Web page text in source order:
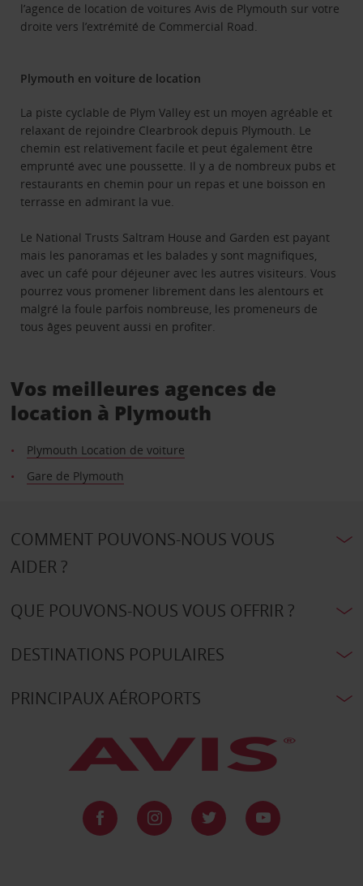
l’agence de location de voitures Avis de Plymouth sur votre
droite vers l’extrémité de Commercial Road.
Plymouth en voiture de location
La piste cyclable de Plym Valley est un moyen agréable et
relaxant de rejoindre Clearbrook depuis Plymouth. Le
chemin est relativement facile et peut également être
emprunté avec une poussette. Il y a de nombreux pubs et
restaurants en chemin pour un repas et une boisson en
terrasse en admirant la vue.
Le National Trusts Saltram House and Garden est payant
mais les panoramas et les balades y sont magnifiques,
avec un café pour déjeuner avec les autres visiteurs. Vous
pourrez vous promener librement dans les alentours et
malgré la foule parfois nombreuse, les promeneurs de
tous âges peuvent aussi en profiter.
Vos meilleures agences de
location à Plymouth
Plymouth Location de voiture
Gare de Plymouth
COMMENT POUVONS-NOUS VOUS
AIDER ?
QUE POUVONS-NOUS VOUS OFFRIR ?
DESTINATIONS POPULAIRES
PRINCIPAUX AÉROPORTS